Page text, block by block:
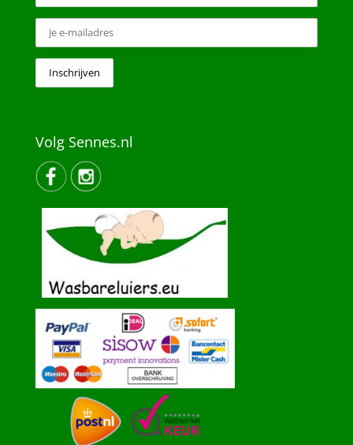
Volg Sennes.nl